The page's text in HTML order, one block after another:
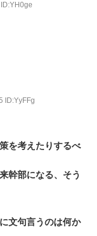
ID:YyFFg
を考えたりするべ
幹部になる、そう
文句言うのは何か